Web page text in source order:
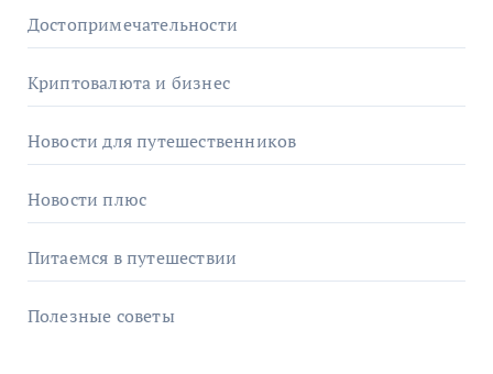
Достопримечательности
Криптовалюта и бизнес
Новости для путешественников
Новости плюс
Питаемся в путешествии
Полезные советы